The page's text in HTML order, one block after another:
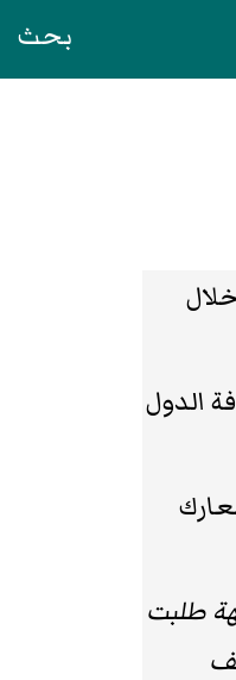
بحث
الدول
معارك
طلبت